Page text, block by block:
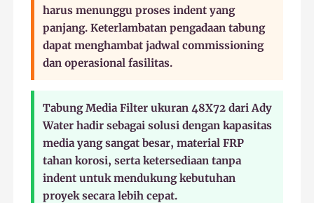
harus menunggu proses indent yang
panjang. Keterlambatan pengadaan tabung
dapat menghambat jadwal commissioning
dan operasional fasilitas.
Tabung Media Filter ukuran 48X72 dari Ady
Water hadir sebagai solusi dengan kapasitas
media yang sangat besar, material FRP
tahan korosi, serta ketersediaan tanpa
indent untuk mendukung kebutuhan
proyek secara lebih cepat.